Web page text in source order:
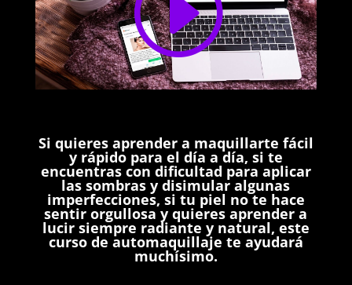
Si quieres aprender a maquillarte fácil
y rápido para el día a día, si te
encuentras con dificultad para aplicar
las sombras y disimular algunas
imperfecciones, si tu piel no te hace
sentir orgullosa y quieres aprender a
lucir siempre radiante y natural, este
curso de automaquillaje te ayudará
muchísimo.